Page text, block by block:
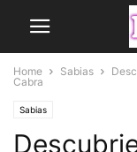
Home Sabias
Cabra
Sabias